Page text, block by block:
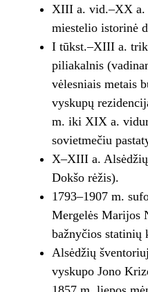
XIII a. vid.–XX a.
miestelio istorinė
I tūkst.–XIII a.
piliakalnis
vėlesniais metais
vyskupų
m. iki XIX a.
sovietmečiu
X–XIII a.
Dokšo rėžis).
1793–1907 m.
Mergelės Marijos
bažnyčios statinių
Alsėdžių
vyskupo Jono